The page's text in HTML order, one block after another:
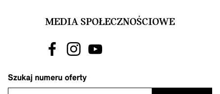
MEDIA SPOŁECZNOŚCIOWE
Szukaj numeru oferty